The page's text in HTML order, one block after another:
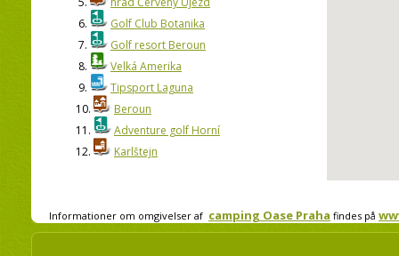
6.
Golf Club Botanika
7.
Golf resort Beroun
8.
Velká Amerika
9.
Tipsport Laguna
10.
Beroun
11.
Adventure golf Horní
12.
Karlštejn
Informationer om omgivelser af camping Oase Praha findes på